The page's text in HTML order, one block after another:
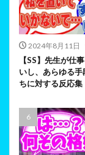
2024年8月11日
【SS】先生が仕
いし、あらゆる
ちに対する反応集